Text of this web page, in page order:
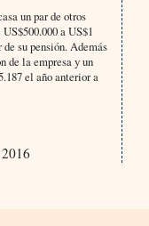
un par de otros
a US$1
su pensión. Además
de la empresa y un
el año anterior a